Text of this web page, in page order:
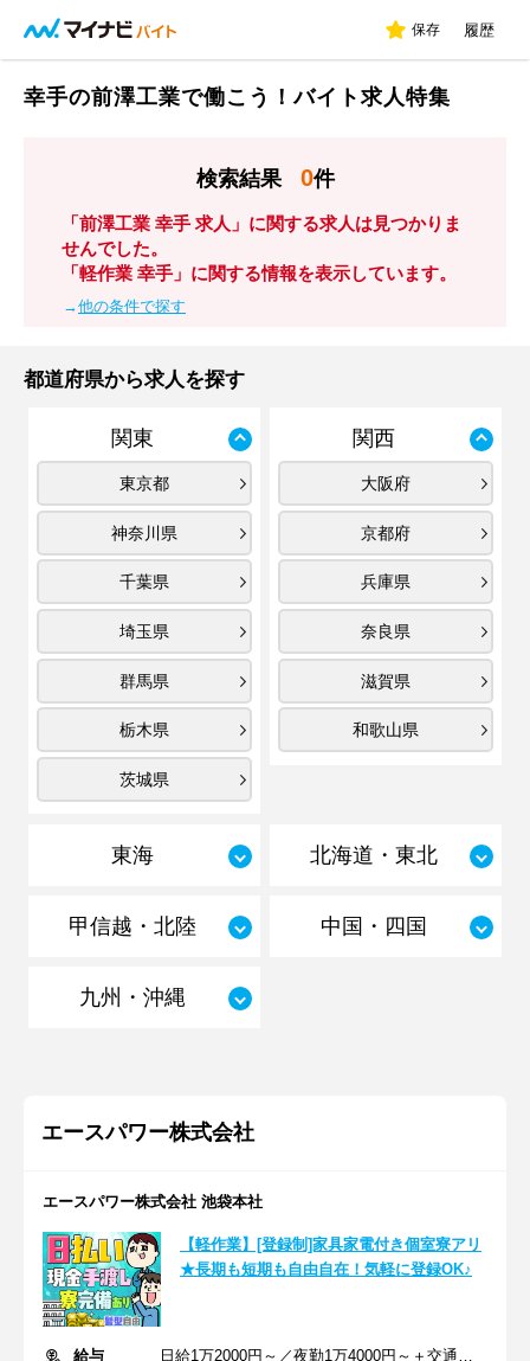
保存 履歴
幸手の前澤工業で働こう！バイト求人特集
検索結果 0件
「前澤工業 幸手 求人」に関する求人は見つかりま
せんでした。
「軽作業 幸手」に関する情報を表示しています。
→他の条件で探す
都道府県から求人を探す
関東
東京都
神奈川県
千葉県
埼玉県
群馬県
栃木県
茨城県
関西
大阪府
京都府
兵庫県
奈良県
滋賀県
和歌山県
東海 北海道・東北
甲信越・北陸 中国・四国
九州・沖縄
エースパワー株式会社
エースパワー株式会社 池袋本社
【軽作業】[登録制]家具家電付き個室寮アリ
★長期も短期も自由自在！気軽に登録OK♪
給与
日給1万2000円～／夜勤1万4000円～＋交通費＋各種手当